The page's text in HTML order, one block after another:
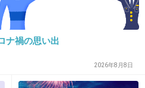
のファミリー向けベンツ
ナ禍の思い出
2026年8月8日